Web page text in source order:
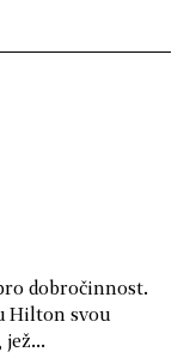
dobročinnost.
Hilton svou
jež...